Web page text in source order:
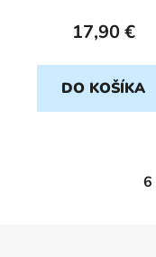
17,90 €
DO KOŠÍKA
6